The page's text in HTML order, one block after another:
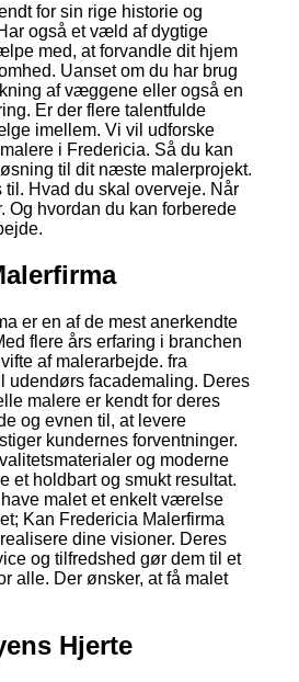
for sin rige historie og
også et væld af dygtige
med, at forvandle dit hjem
Uanset om du har brug
af væggene eller også en
Er der flere talentfulde
imellem. Vi vil udforske
i Fredericia. Så du kan
til dit næste malerprojekt.
Hvad du skal overveje. Når
Og hvordan du kan forberede
er en af de mest anerkendte
flere års erfaring i branchen
af malerarbejde. fra
udendørs facademaling. Deres
malere er kendt for deres
og evnen til, at levere
kundernes forventninger.
og moderne
et holdbart og smukt resultat.
malet et enkelt værelse
Kan Fredericia Malerfirma
dine visioner. Deres
og tilfredshed gør dem til et
alle. Der ønsker, at få malet
Hjerte